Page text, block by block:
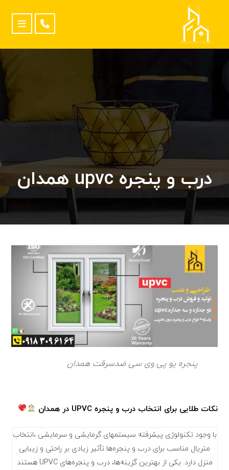
درب و پنجره upvc همدان
پنجره یو پی وی سی ضدسرقت همدان
نکات طلایی برای انتخاب درب و پنجره UPVC در همدان
با وجود تکنولوژی پیشرفته سیستمهای گرمایشی و سرمایشی ،انتخاب
متریال مناسب برای درب و پنجره‌ها تأثیر زیادی بر راحتی و زیبایی
منزل دارد. یکی از بهترین گزینه‌ها، درب و پنجره‌های UPVC هستند